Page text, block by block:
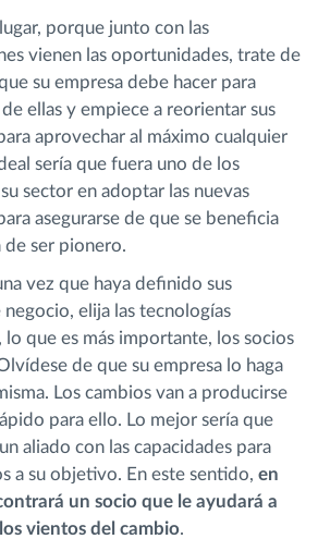
porque junto con las
vienen las oportunidades, trate de
su empresa debe hacer para
ellas y empiece a reorientar sus
aprovechar al máximo cualquier
sería que fuera uno de los
sector en adoptar las nuevas
asegurarse de que se beneficia
de ser pionero.
vez que haya definido sus
elija las tecnologías
lo que es más importante, los socios
de que su empresa lo haga
Los cambios van a producirse
para ello. Lo mejor sería que
aliado con las capacidades para
a su objetivo. En este sentido, en
un socio que le ayudará a
vientos del cambio.